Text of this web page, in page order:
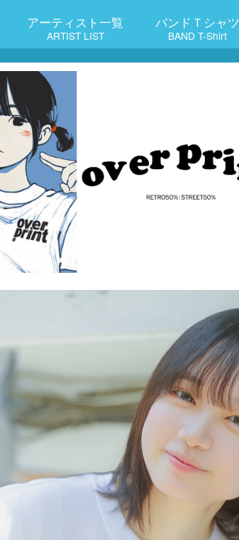
アーティスト一覧
ARTIST LIST
バンドＴシャツ
BAND T-Shirt